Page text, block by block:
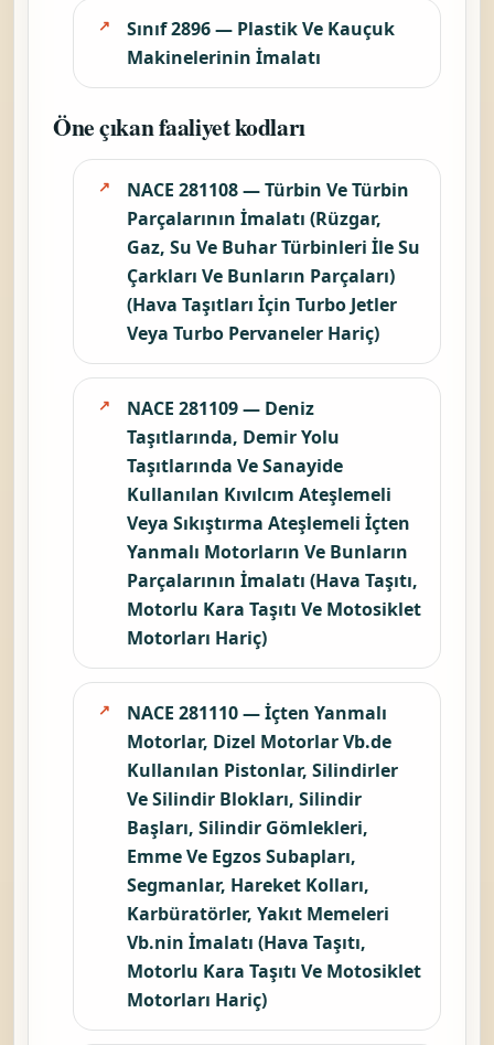
Sınıf 2896 — Plastik Ve Kauçuk
Makinelerinin İmalatı
Öne çıkan faaliyet kodları
NACE 281108 — Türbin Ve Türbin
Parçalarının İmalatı (Rüzgar,
Gaz, Su Ve Buhar Türbinleri İle Su
Çarkları Ve Bunların Parçaları)
(Hava Taşıtları İçin Turbo Jetler
Veya Turbo Pervaneler Hariç)
NACE 281109 — Deniz
Taşıtlarında, Demir Yolu
Taşıtlarında Ve Sanayide
Kullanılan Kıvılcım Ateşlemeli
Veya Sıkıştırma Ateşlemeli İçten
Yanmalı Motorların Ve Bunların
Parçalarının İmalatı (Hava Taşıtı,
Motorlu Kara Taşıtı Ve Motosiklet
Motorları Hariç)
NACE 281110 — İçten Yanmalı
Motorlar, Dizel Motorlar Vb.de
Kullanılan Pistonlar, Silindirler
Ve Silindir Blokları, Silindir
Başları, Silindir Gömlekleri,
Emme Ve Egzos Subapları,
Segmanlar, Hareket Kolları,
Karbüratörler, Yakıt Memeleri
Vb.nin İmalatı (Hava Taşıtı,
Motorlu Kara Taşıtı Ve Motosiklet
Motorları Hariç)